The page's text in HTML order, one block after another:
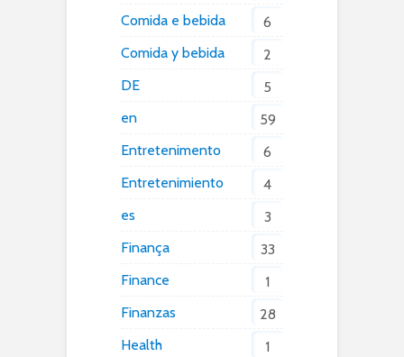
Comida e bebida
6
Comida y bebida
2
DE
5
en
59
Entretenimento
6
Entretenimiento
4
es
3
Finança
33
Finance
1
Finanzas
28
Health
1